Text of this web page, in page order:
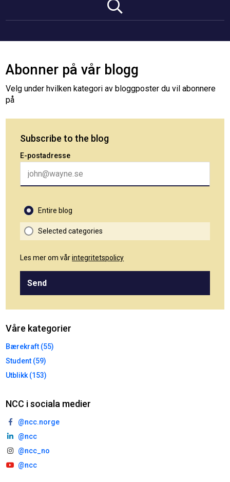
Abonner på vår blogg
Velg under hvilken kategori av bloggposter du vil abonnere
på
Subscribe to the blog
E-postadresse
Entire blog
Selected categories
Les mer om vårintegritetspolicy
Send
Våre kategorier
Bærekraft (55)
Student (59)
Utblikk (153)
NCC i sociala medier
@ncc.norge
@ncc
@ncc_no
@ncc